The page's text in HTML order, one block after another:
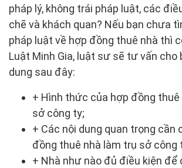
pháp lý, không trái pháp luật, các
chẽ và khách quan? Nếu bạn chưa
pháp luật về hợp đồng thuê nhà thì
Luật Minh Gia, luật sư sẽ tư vấn cho
dung sau đây:
+ Hình thức của hợp đồng thuê
sở công ty;
+ Các nội dung quan trọng cần
đồng thuê nhà làm trụ sở công
+ Nhà như nào đủ điều kiện để